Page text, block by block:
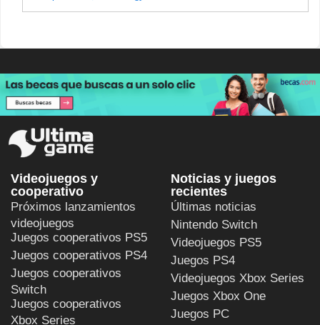
Videojuegos y
cooperativo
Próximos lanzamientos
videojuegos
Juegos cooperativos PS5
Juegos cooperativos PS4
Juegos cooperativos
Switch
Juegos cooperativos
Xbox Series
Noticias y juegos
recientes
Últimas noticias
Nintendo Switch
Videojuegos PS5
Juegos PS4
Videojuegos Xbox Series
Juegos Xbox One
Juegos PC